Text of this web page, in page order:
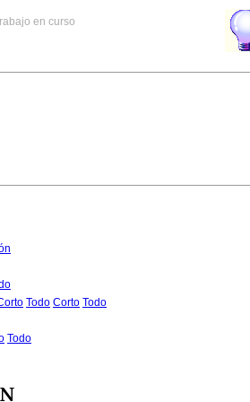
en curso
Todo Corto Todo
Todo